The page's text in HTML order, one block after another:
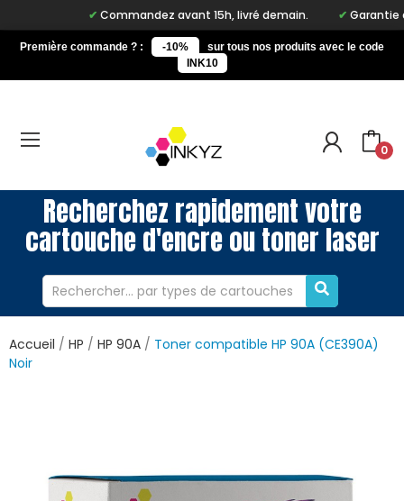
Commandez avant 15h, livré demain. Garantie à
Première commande ? : -10%
sur tous nos produits avec le code
INK10
0
Recherchez rapidement votre
cartouche d'encre ou toner laser
Accueil HP HP 90A
Toner compatible HP 90A (CE390A)
Noir